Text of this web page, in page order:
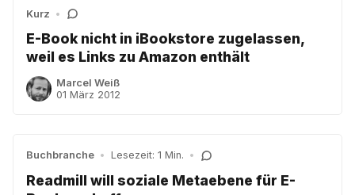
Kurz •
E-Book nicht in iBookstore zugelassen,
weil es Links zu Amazon enthält
Marcel Weiß
01 März 2012
Buchbranche • Lesezeit: 1 Min. •
Readmill will soziale Metaebene für E-